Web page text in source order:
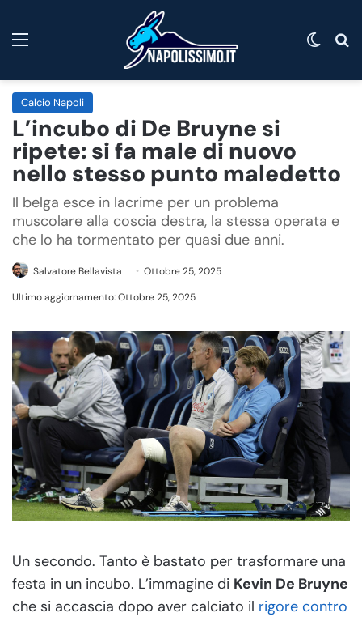
Calcio Napoli
L’incubo di De Bruyne si
ripete: si fa male di nuovo
nello stesso punto maledetto
Il belga esce in lacrime per un problema
muscolare alla coscia destra, la stessa operata e
che lo ha tormentato per quasi due anni.
Salvatore Bellavista
Ottobre 25, 2025
Ultimo aggiornamento: Ottobre 25, 2025
Un secondo. Tanto è bastato per trasformare una
festa in un incubo. L’immagine di Kevin De Bruyne
che si accascia dopo aver calciato il rigore contro